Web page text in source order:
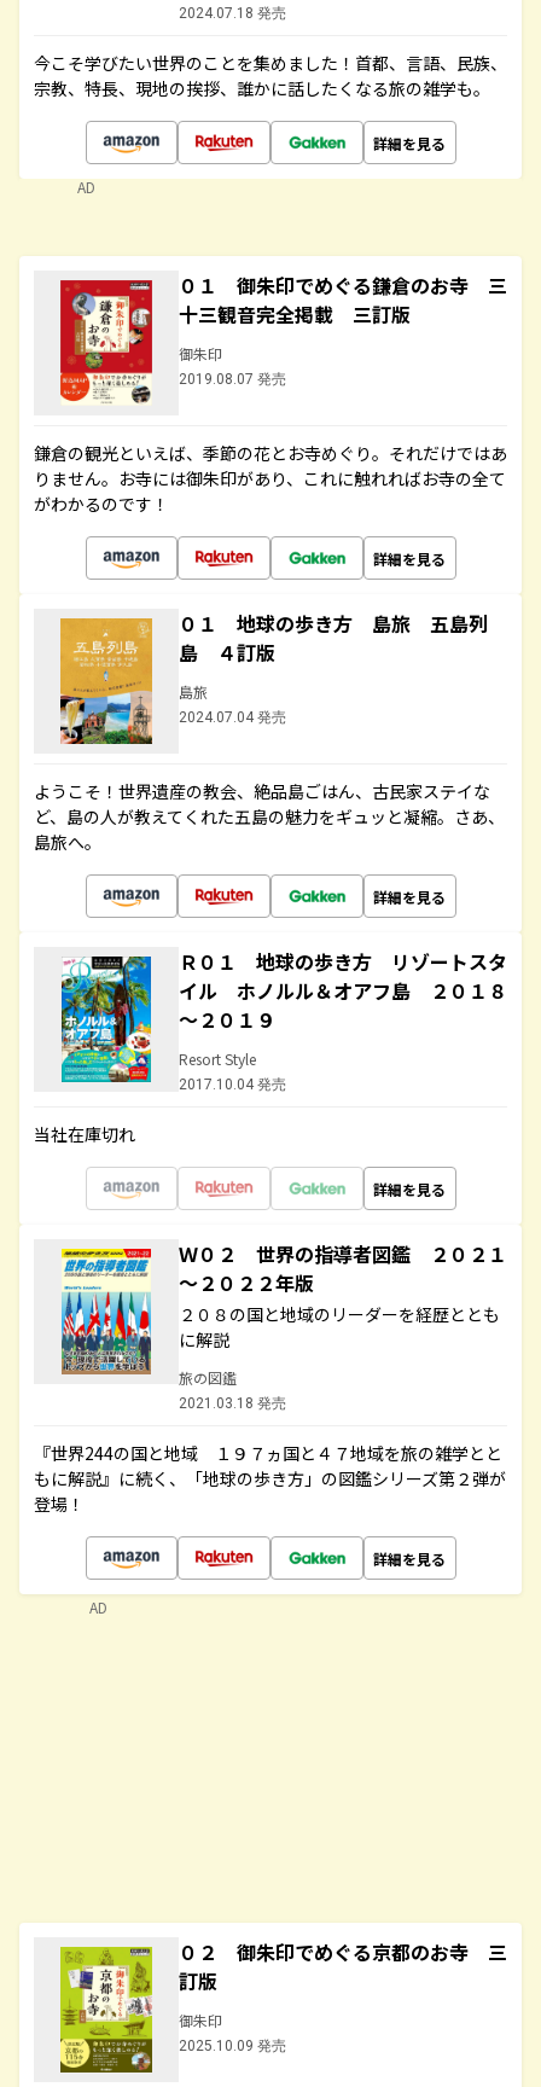
2024.07.18 発売
今こそ学びたい世界のことを集めました！首都、言語、民族、
宗教、特長、現地の挨拶、誰かに話したくなる旅の雑学も。
詳細を見る
AD
０１ 御朱印でめぐる鎌倉のお寺 三
十三観音完全掲載 三訂版
御朱印
2019.08.07 発売
鎌倉の観光といえば、季節の花とお寺めぐり。それだけではあ
りません。お寺には御朱印があり、これに触れればお寺の全て
がわかるのです！
詳細を見る
０１ 地球の歩き方 島旅 五島列
島 ４訂版
島旅
2024.07.04 発売
ようこそ！世界遺産の教会、絶品島ごはん、古民家ステイな
ど、島の人が教えてくれた五島の魅力をギュッと凝縮。さあ、
島旅へ。
詳細を見る
Ｒ０１ 地球の歩き方 リゾートスタ
イル ホノルル＆オアフ島 ２０１８
～２０１９
Resort Style
2017.10.04 発売
当社在庫切れ
詳細を見る
Ｗ０２ 世界の指導者図鑑 ２０２１
～２０２２年版
２０８の国と地域のリーダーを経歴ととも
に解説
旅の図鑑
2021.03.18 発売
『世界244の国と地域 １９７ヵ国と４７地域を旅の雑学とと
もに解説』に続く、「地球の歩き方」の図鑑シリーズ第２弾が
登場！
詳細を見る
０２ 御朱印でめぐる京都のお寺 三
訂版
御朱印
2025.10.09 発売
AD